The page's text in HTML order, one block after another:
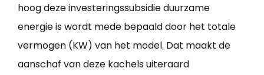
hoog deze investeringssubsidie duurzame
energie is wordt mede bepaald door het totale
vermogen (KW) van het model. Dat maakt de
aanschaf van deze kachels uiteraard